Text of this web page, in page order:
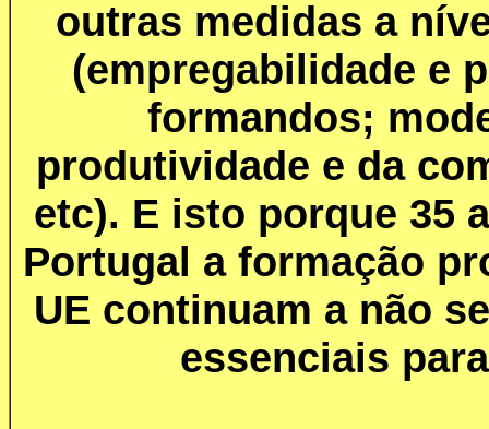
outras medidas a
(empregabilidade e
formandos;
produtividade e da
etc). E isto porque 35
Portugal a formação
UE continuam a não
essenciais